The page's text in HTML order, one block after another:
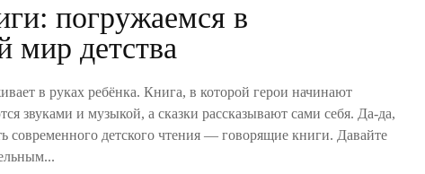
погружаемся в
мир детства
в руках ребёнка. Книга, в которой герои начинают
звуками и музыкой, а сказки рассказывают сами себя. Да-да,
современного детского чтения — говорящие книги. Давайте